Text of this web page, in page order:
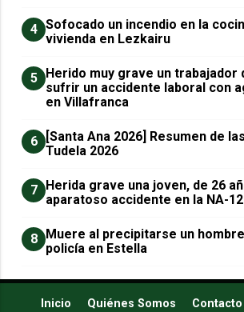
4 Sofocado un incendio en la
vivienda en Lezkairu
5 Herido muy grave un trabajador
sufrir un accidente laboral con
en Villafranca
6
[Santa Ana 2026] Resumen de
Tudela 2026
7 Herida grave una joven, de 26
aparatoso accidente en la NA-
8 Muere al precipitarse un
policía en Estella
Inicio Quiénes Somos Contacto